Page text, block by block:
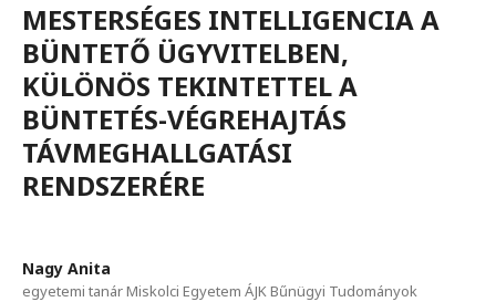
MESTERSÉGES INTELLIGENCIA A
BÜNTETŐ ÜGYVITELBEN,
KÜLÖNÖS TEKINTETTEL A
BÜNTETÉS-VÉGREHAJTÁS
TÁVMEGHALLGATÁSI
RENDSZERÉRE
Nagy Anita
egyetemi tanár Miskolci Egyetem ÁJK Bűnügyi Tudományok